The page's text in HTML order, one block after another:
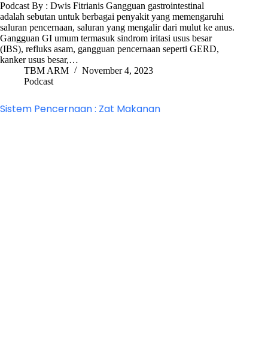
Podcast By : Dwis Fitrianis Gangguan gastrointestinal
adalah sebutan untuk berbagai penyakit yang memengaruhi
saluran pencernaan, saluran yang mengalir dari mulut ke anus.
Gangguan GI umum termasuk sindrom iritasi usus besar
(IBS), refluks asam, gangguan pencernaan seperti GERD,
kanker usus besar,…
TBM ARM
November 4, 2023
Podcast
Sistem Pencernaan : Zat Makanan